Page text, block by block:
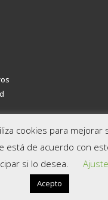
cookies para mejorar
está de acuerdo con
si lo desea.
Acepto